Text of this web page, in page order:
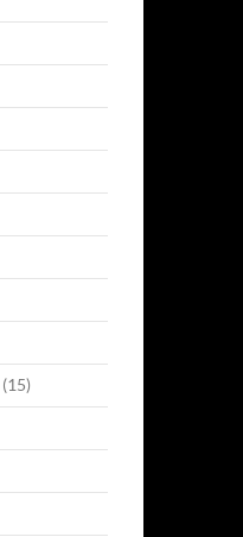
(15)